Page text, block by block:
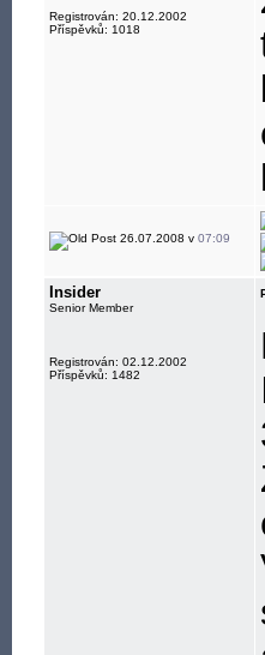
Registrován: 20.12.2002
Příspěvků: 1018
26.07.2008 v 07:09
Insider
Senior Member
Registrován: 02.12.2002
Příspěvků: 1482